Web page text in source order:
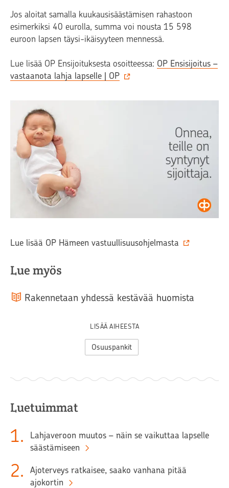
Jos aloitat samalla kuukausisäästämisen rahastoon
esimerkiksi 40 eurolla, summa voi nousta 15 598
euroon lapsen täysi-ikäisyyteen mennessä.
Lue lisää OP Ensijoituksesta osoitteessa: OP Ensisijoitus –
vastaanota lahja lapselle | OP
Lue lisää OP Hämeen vastuullisuusohjelmasta
Lue myös
Rakennetaan yhdessä kestävää huomista
LISÄÄ AIHEESTA
Osuuspankit
Luetuimmat
1.
Lahjaveroon muutos – näin se vaikuttaa lapselle
säästämiseen
2.
Ajoterveys ratkaisee, saako vanhana pitää
ajokortin